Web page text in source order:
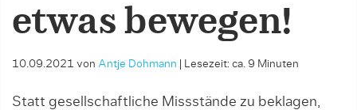
etwas bewegen!
10.09.2021 von Antje Dohmann Lesezeit: ca. 9 Minuten
Statt gesellschaftliche Missstände zu beklagen,